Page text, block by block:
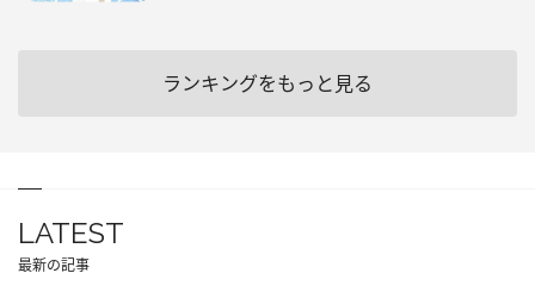
ランキングをもっと見る
LATEST
最新の記事